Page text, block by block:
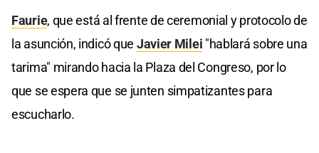
Faurie, que está al frente de ceremonial y protocolo de
la asunción, indicó que Javier Milei "hablará sobre una
tarima" mirando hacia la Plaza del Congreso, por lo
que se espera que se junten simpatizantes para
escucharlo.